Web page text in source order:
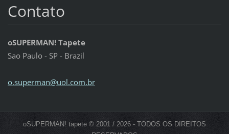
Contato
oSUPERMAN! Tapete
Sao Paulo - SP - Brazil
o.superman@uol.com.br
oSUPERMAN! tapete © 2001 / 2026 - TODOS OS DIREITOS